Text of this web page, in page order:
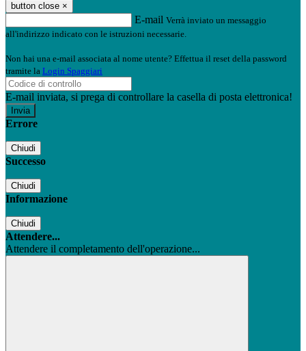
button close ×
E-mail Verrà inviato un messaggio
all'indirizzo indicato con le istruzioni necessarie.
Non hai una e-mail associata al nome utente? Effettua il reset della password
tramite la Login Spaggiari
E-mail inviata, si prega di controllare la casella di posta elettronica!
Errore
Chiudi
Successo
Chiudi
Informazione
Chiudi
Attendere...
Attendere il completamento dell'operazione...